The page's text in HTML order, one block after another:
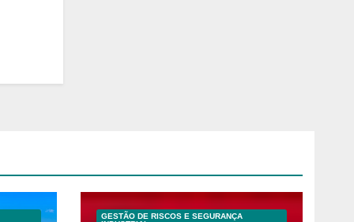
GESTÃO DE RISCOS E SEGURANÇA